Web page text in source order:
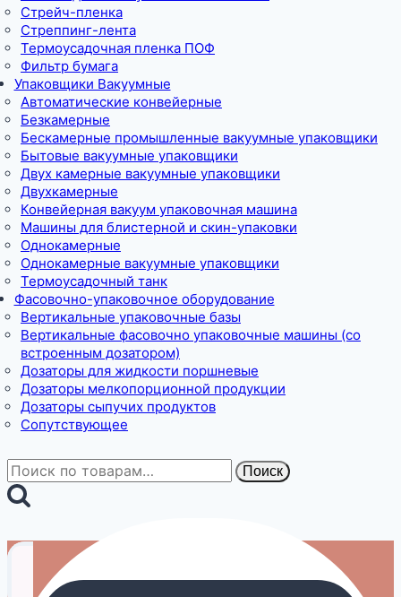
Стрейч-пленка
Стреппинг-лента
Термоусадочная пленка ПОФ
Фильтр бумага
Упаковщики Вакуумные
Автоматические конвейерные
Безкамерные
Бескамерные промышленные вакуумные упаковщики
Бытовые вакуумные упаковщики
Двух камерные вакуумные упаковщики
Двухкамерные
Конвейерная вакуум упаковочная машина
Машины для блистерной и скин-упаковки
Однокамерные
Однокамерные вакуумные упаковщики
Термоусадочный танк
Фасовочно-упаковочное оборудование
Вертикальные упаковочные базы
Вертикальные фасовочно упаковочные машины (со
встроенным дозатором)
Дозаторы для жидкости поршневые
Дозаторы мелкопорционной продукции
Дозаторы сыпучих продуктов
Сопутствующее
Искать: Поиск